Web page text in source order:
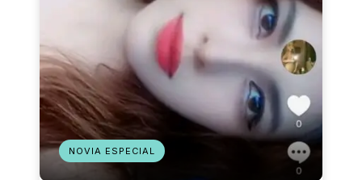
NOVIA ESPECIAL